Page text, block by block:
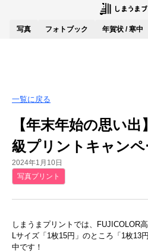
写真 フォトブック 年賀状 / 寒中
一覧に戻る
【年末年始の思い
級プリントキャンペ
2024年1月10日
写真プリント
しまうまプリントでは、FUJICOLOR
Lサイズ「1枚15円」のところ「1枚13
中です！